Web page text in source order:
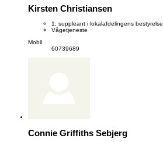
Kirsten Christiansen
1. suppleant i lokalafdelingens bestyrelse
Vågetjeneste
Mobil
60739689
Connie Griffiths Sebjerg